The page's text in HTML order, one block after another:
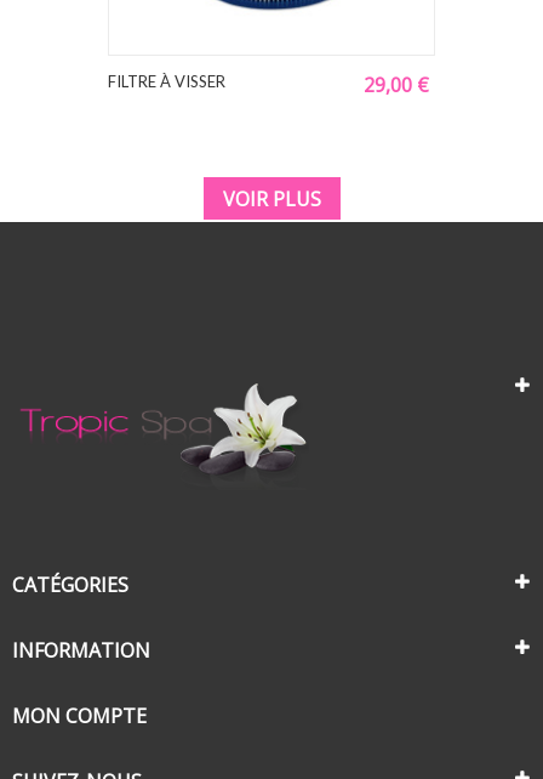
FILTRE À VISSER 29,00 €
VOIR PLUS
CATÉGORIES
INFORMATION
MON COMPTE